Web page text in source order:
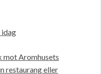
idag
Aromhusets
restaurang eller